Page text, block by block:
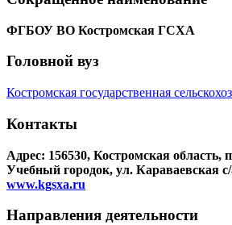
ФГБОУ ВО Костромская ГСХА
Головной вуз
Костромская государственная
Контакты
Адрес: 156530, Костромская область,
Учебный городок, ул. Караваевская с/
www.kgsxa.ru
Направления деятельности